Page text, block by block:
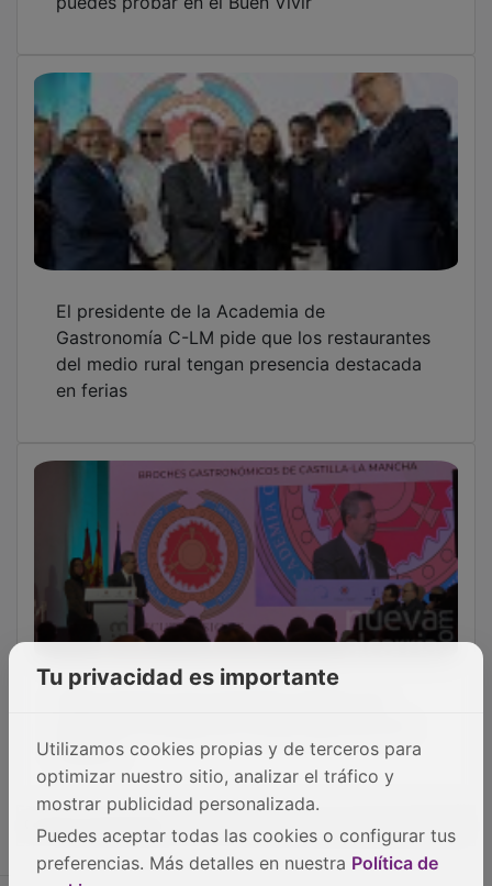
Gastronomía C-LM pide que los restaurantes
del medio rural tengan presencia destacada
en ferias
Page anuncia que Azuqueca tendrá una
España
OTRAS NOTICIAS
Tu privacidad es importante
Utilizamos cookies propias y de terceros para
optimizar nuestro sitio, analizar el tráfico y
mostrar publicidad personalizada.
Puedes aceptar todas las cookies o configurar tus
preferencias. Más detalles en nuestra Política de